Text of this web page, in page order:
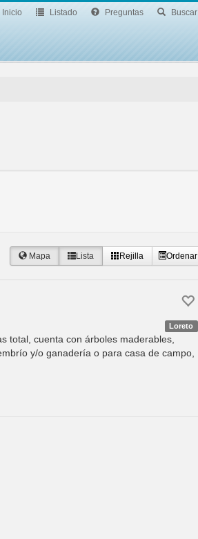
Inicio Listado Preguntas Buscar
Mapa Lista Rejilla Ordenar
Loreto
total, cuenta con árboles maderables,
y/o ganadería o para casa de campo,